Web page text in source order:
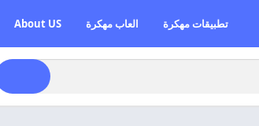
تطبيقات مهكرة العاب مهكرة About US